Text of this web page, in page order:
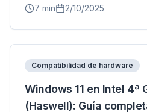
2.0.
7 min 2/10/2025
Compatibilidad de hardware
Windows 11 en Intel 4ª
(Haswell): Guía